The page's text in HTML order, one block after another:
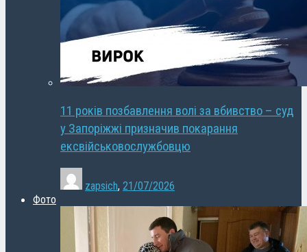
11 років позбавлення волі за вбивство – суд
у Запоріжжі призначив покарання
ексвійськовослужбовцю
zapsich, 21/07/2026
Фото